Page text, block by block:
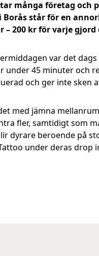
många företag och
Borås står för en
– 200 kr för varje
var det
under 45 minuter och
och ger inte sken
med jämna
fler, samtidigt som
dyrare beroende på
under deras